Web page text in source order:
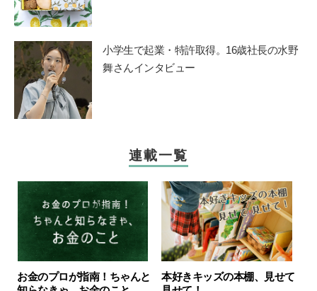
小学生で起業・特許取得。16歳社長の水野
舞さんインタビュー
連載一覧
お金のプロが指南！ちゃんと
本好きキッズの本棚、見せて